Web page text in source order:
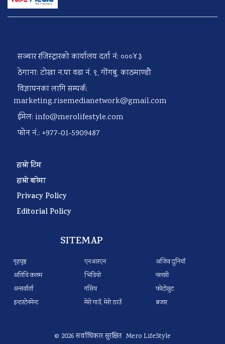
सञ्चार रजिस्ट्रारको कार्यालय दर्ता नं: ०००४३
ठेगाना: टोखा न.पा वडा नं. ९, गोंगबु, काठमाण्डौ
विज्ञापनका लागि सम्पर्क:
marketing.risemedianetwork@gmail.com
ईमेल: info@merolifestyle.com
फोन नं.: +977-01-5909487
हाम्रो टिम
हाम्रो बारेमा
Privacy Policy
Editorial Policy
SITEMAP
गृहपृष्ठ
अतिथि कलम
अन्तर्वार्ता
इन्टरटेनमेन्ट
एनआरएन
भिडियो
गसिप
मेरो गाउँ, मेरो ठाउँ
अजिव दुनियाँ
नरनारी
फोटोसुट
बजार
© 2026 सर्वाधिकार सुरक्षित Mero LifeStyle